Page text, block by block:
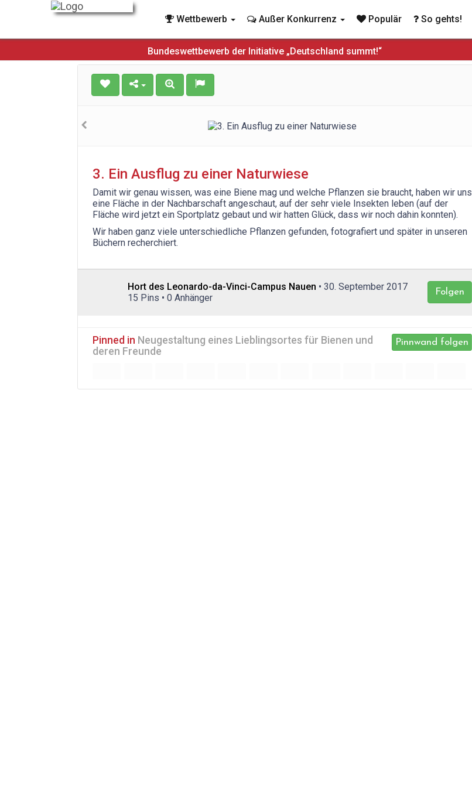
Wettbewerb Außer Konkurrenz Populär So gehts!
Bundeswettbewerb der Initiative „Deutschland summt!“
3. Ein Ausflug zu einer Naturwiese
Damit wir genau wissen, was eine Biene mag und welche Pflanzen sie braucht, haben wir uns
eine Fläche in der Nachbarschaft angeschaut, auf der sehr viele Insekten leben (auf der
Fläche wird jetzt ein Sportplatz gebaut und wir hatten Glück, dass wir noch dahin konnten).
Wir haben ganz viele unterschiedliche Pflanzen gefunden, fotografiert und später in unseren
Büchern recherchiert.
Folgen
Hort des Leonardo-da-Vinci-Campus Nauen • 30. September 2017
15 Pins • 0 Anhänger
Pinnwand folgen
Pinned in Neugestaltung eines Lieblingsortes für Bienen und
deren Freunde